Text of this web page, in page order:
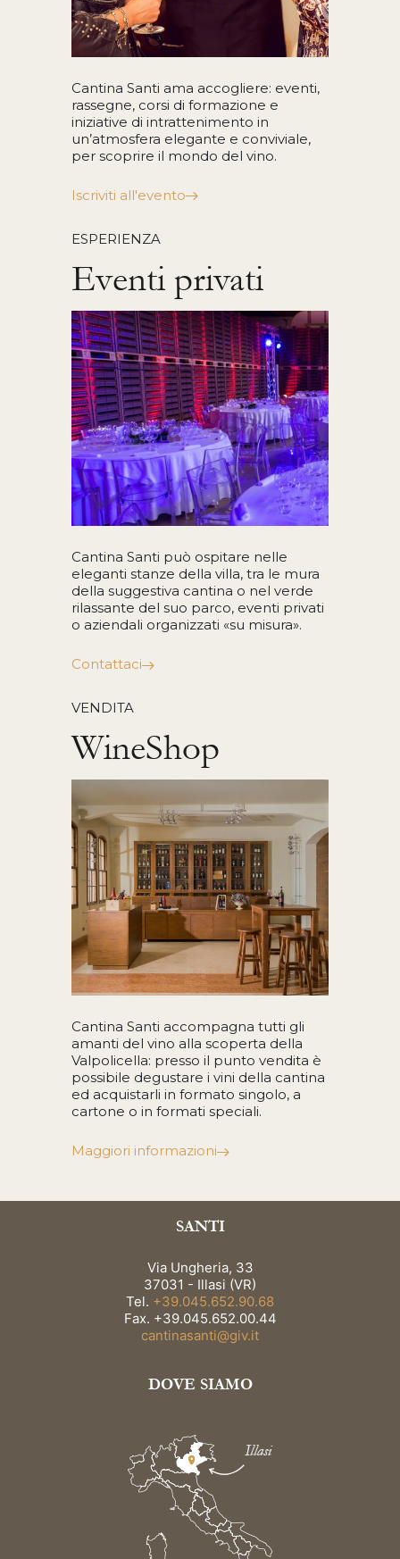
Cantina Santi ama accogliere: eventi,
rassegne, corsi di formazione e
iniziative di intrattenimento in
un’atmosfera elegante e conviviale,
per scoprire il mondo del vino.
Iscriviti all'evento
ESPERIENZA
Eventi privati
Cantina Santi può ospitare nelle
eleganti stanze della villa, tra le mura
della suggestiva cantina o nel verde
rilassante del suo parco, eventi privati
o aziendali organizzati «su misura».
Contattaci
VENDITA
WineShop
Cantina Santi accompagna tutti gli
amanti del vino alla scoperta della
Valpolicella: presso il punto vendita è
possibile degustare i vini della cantina
ed acquistarli in formato singolo, a
cartone o in formati speciali.
Maggiori informazioni
SANTI
Via Ungheria, 33
37031 - Illasi (VR)
Tel. +39.045.652.90.68
Fax. +39.045.652.00.44
cantinasanti@giv.it
DOVE SIAMO